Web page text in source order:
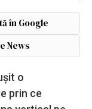
în Google
News
o
prin ce